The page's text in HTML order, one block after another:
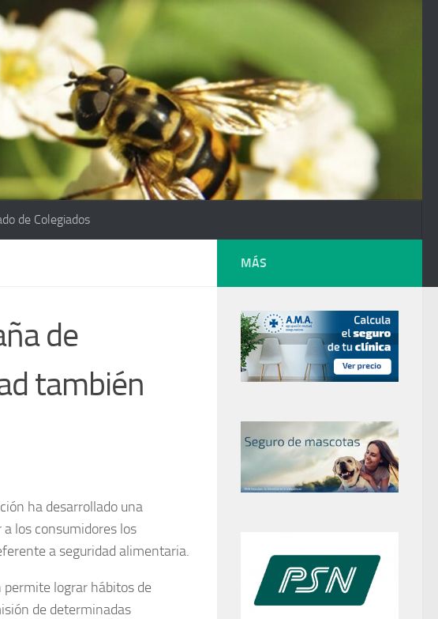
de Colegiados
de
también
ha desarrollado una
los consumidores los
a seguridad alimentaria.
permite lograr hábitos de
de determinadas
MÁS